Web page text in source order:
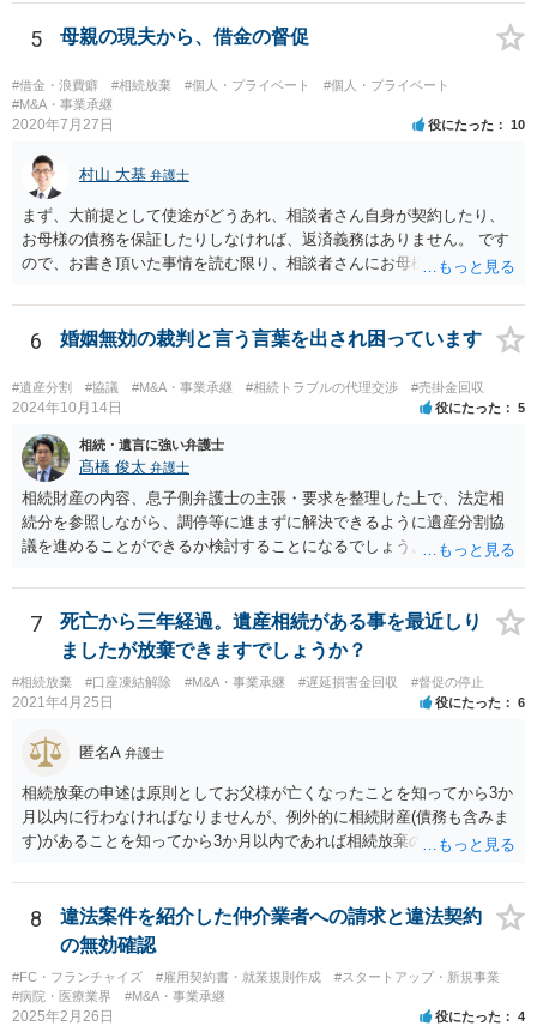
5 母親の現夫から、借金の督促
#借金・浪費癖 #相続放棄 #個人・プライベート
#個人・プライベート
#M&A・事業承継
2020年7月27日 役にたった 10
村山 大基 弁護士
まず、大前提として使途がどうあれ、相談者さん自身が契約したり、
お母様の債務を保証したりしなければ、返済義務はありません。 です
ので、お書き頂いた事情を読む限り、相談者さんにお母様の現夫への
も法律相談に行けば同趣旨のことを回答されるので、裁判まではしな
いと思います） ・借りたのは母なので、私は支払いませんと伝える あ
6 婚姻無効の裁判と言う言葉を出され困っています
#遺産分割 #協議 #M&A・事業承継 #相続トラブルの代理交渉 #売掛金回収
2024年10月14日 役にたった 5
相続・遺言に強い弁護士
髙橋 俊太 弁護士
相続財産の内容、息子側弁護士の主張・要求を整理した上で、法定相
続分を参照しながら、調停等に進まずに解決できるように遺産分割協
議を進めることができるか検討することになるでしょう。少なくとも
遺産をまとめて現金でくれ】という要求に応じる必要はありません。
7
死亡から三年経過。遺産相続がある事を最近しり
ましたが放棄できますでしょうか？
#相続放棄 #口座凍結解除 #M&A・事業承継 #遅延損害金回収 #督促の停止
2021年4月25日 役にたった 6
匿名A 弁護士
相続放棄の申述は原則としてお父様が亡くなったことを知ってから3か
月以内に行わなければなりませんが、例外的に相続財産(債務も含みま
す)があることを知ってから3か月以内であれば相続放棄の申述が認め
したら、早急に家裁に行って相続放棄の申述をしたい旨告げて必要な
書類を提出されることをおすすめいたします。 なお、お父様の債務が
他にもあるかもしれないというリスクを考えますと、相続放棄の申述
にあたっては、法テラスの無料相談等を利用して弁護士に相談するこ
とも十分考えられるかと存じます。また、ご記載いただいた事実関係
を拝見するかぎり、再婚相手のかたは既に相続放棄をされている可能
8
違法案件を紹介した仲介業者への請求と違法契約
の無効確認
#FC・フランチャイズ #雇用契約書・就業規則作成
#スタートアップ・新規事業
#病院・医療業界
#M&A・事業承継
2025年2月26日 役にたった 4